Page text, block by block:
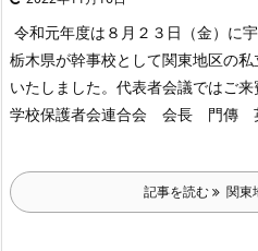
令和元年度は８月２３日（金）に
栃木県が幹事校として関東地区の
いたしました。 代表者会議ではご
学校保護者会連合会 会長 門傳
記事を読む 関東